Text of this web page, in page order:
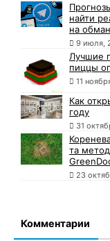
найти
на обман
9 июля,
Лучшие
пиццы
11
Как
году
31
та
23
Комментарии